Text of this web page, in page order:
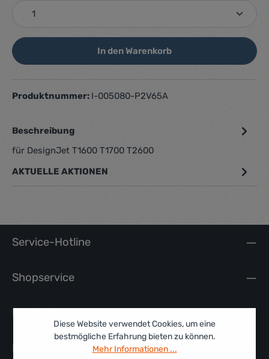
Produkt Anzahl: Gib den gewünschten Wert ein
In den Warenkorb
Produktnummer: I-005080-P2V65A
Beschreibung
für DesignJet T1600 T1700 T2600
AKTUELLE AKTIONEN
Service-Hotline
Shopservice
Rechtliches
Information
Diese Website verwendet Cookies, um eine
bestmögliche Erfahrung bieten zu können.
Mehr Informationen ...